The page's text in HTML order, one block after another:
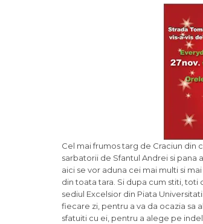
Cel mai frumos targ de Craciun din
sarbatorii de Sfantul Andrei si pana
aici se vor aduna cei mai multi si
din toata tara. Si dupa cum stiti,
sediul Excelsior din Piata
fiecare zi, pentru a va da ocazia sa
sfatuiti cu ei, pentru a alege pe